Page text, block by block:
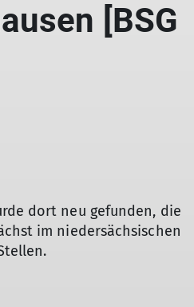
[BSG
dort neu gefunden, die
im niedersächsischen